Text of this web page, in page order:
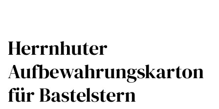
Herrnhuter
Aufbewahrungskarton
für Bastelstern